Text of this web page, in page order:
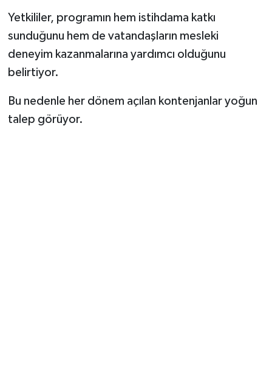
Yetkililer, programın hem istihdama katkı
sunduğunu hem de vatandaşların mesleki
deneyim kazanmalarına yardımcı olduğunu
belirtiyor.
Bu nedenle her dönem açılan kontenjanlar yoğun
talep görüyor.